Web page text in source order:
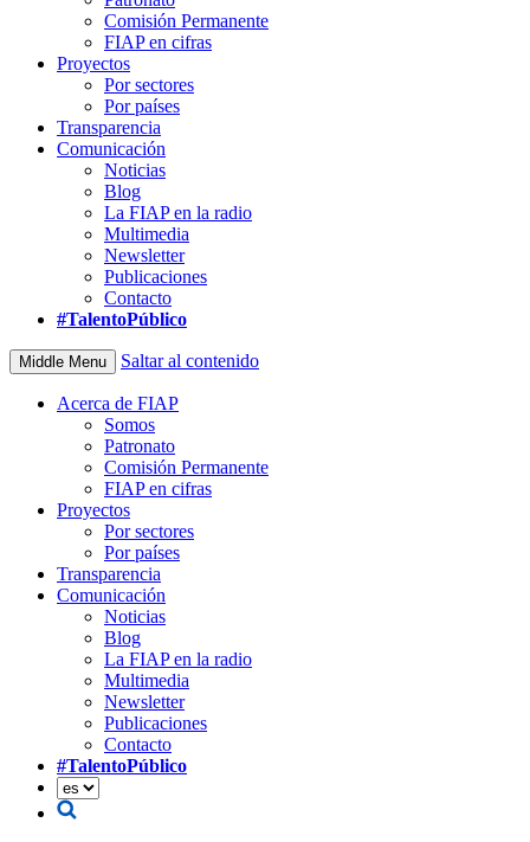
Comisión Permanente
FIAP en cifras
Proyectos
Por sectores
Por países
Transparencia
Comunicación
Noticias
Blog
La FIAP en la radio
Multimedia
Newsletter
Publicaciones
Contacto
#TalentoPúblico
Middle Menu Saltar al contenido
Acerca de FIAP
Somos
Patronato
Comisión Permanente
FIAP en cifras
Proyectos
Por sectores
Por países
Transparencia
Comunicación
Noticias
Blog
La FIAP en la radio
Multimedia
Newsletter
Publicaciones
Contacto
#TalentoPúblico